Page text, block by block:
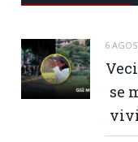
6
se